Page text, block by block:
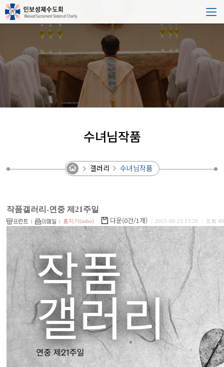
수녀님작품
갤러리 수녀님작품
작품갤러리-연중 제21주일
홈지기(inbo) 다운(0건/1개) 2025-08-23 13:20 조회